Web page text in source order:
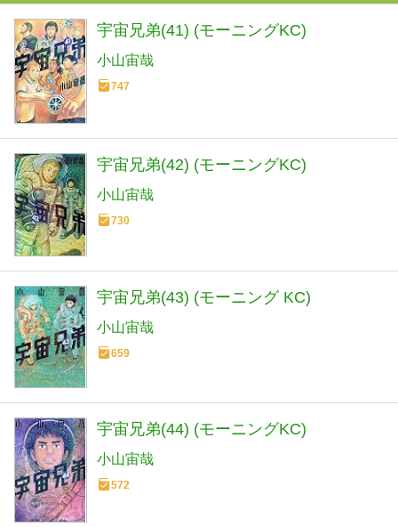
宇宙兄弟(41) (モーニングKC)
小山宙哉
747
宇宙兄弟(42) (モーニングKC)
小山宙哉
730
宇宙兄弟(43) (モーニング KC)
小山宙哉
659
宇宙兄弟(44) (モーニングKC)
小山宙哉
572